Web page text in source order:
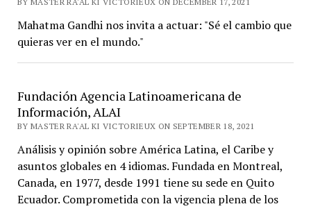
Mahatma Gandhi nos invita a actuar: "Sé el cambio que
quieras ver en el mundo."
Fundación Agencia Latinoamericana de
Información, ALAI
BY MASTER RA'AL KI VICTORIEUX ON SEPTEMBER 18, 2021
Análisis y opinión sobre América Latina, el Caribe y
asuntos globales en 4 idiomas. Fundada en Montreal,
Canada, en 1977, desde 1991 tiene su sede en Quito
Ecuador. Comprometida con la vigencia plena de los